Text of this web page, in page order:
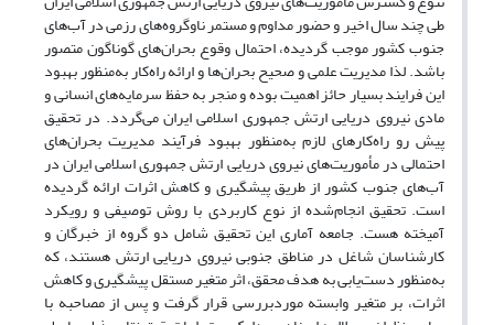
طی چند سال اخیر و حضور مداوم و مستمر ناوگروه‌های رزمی در آب‌های
جنوب کشور موجب گردیده، احتمال وقوع بحران‌های گوناگون متصور
باشد. لذا مدیریت علمی و صحیح بحران‌ها و ارائه راه‌کار به‌منظور بهبود
این فرایند بسیار حائز اهمیت بوده و منجر به حفظ سرمایه‌های انسانی و
مادی نیروی دریایی ارتش جمهوری اسلامی ایران می‌گردد. در تحقیق
پیش رو راه‌کارهای لازم به‌منظور بهبود فرآیند مدیریت بحران‌های
احتمالی در مأموریت‌های نیروی دریایی ارتش جمهوری اسلامی ایران در
آب‌های جنوب کشور از طریق پیشگیری و کاهش اثرات ارائه گردیده
است. تحقیق انجام‌شده از نوع کاربردی با روش توصیفی و رویکرد
آمیخته هست. جامعه آماری این تحقیق شامل دو گروه از خبرگان و
کارشناسان شاغل در مناطق جنوبی نیروی دریایی ارتش هستند، که
به‌منظور دست‌یابی به هدف محقق، اثر متغیر مستقل پیشگیری و کاهش
اثرات، بر متغیر وابسته موردبررسی قرار گرفت و پس از مصاحبه با